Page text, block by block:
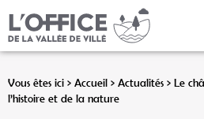
Vous êtes ici > Accueil > Actualités > Le
l’histoire et de la nature
Panneau de gestion des cookies